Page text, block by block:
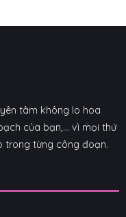
tâm không lo hoa
của bạn,... vì mọi thứ
trong từng công đoạn.